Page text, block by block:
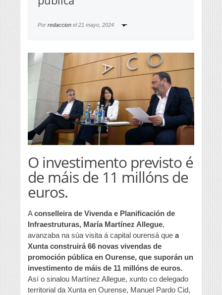
Por redaccion el21 mayo, 2024
O investimento previsto é
de máis de 11 millóns de
euros.
Aconselleira de Vivenda e Planificación de
Infraestruturas, María Martínez Allegue,
avanzaba na súa visita á capital ourensá que a
Xunta construirá 66 novas vivendas de
promoción pública en Ourense, que suporán un
investimento de máis de 11 millóns de euros.
Así o sinalou Martínez Allegue, xunto co delegado
territorial da Xunta en Ourense, Manuel Pardo Cid,